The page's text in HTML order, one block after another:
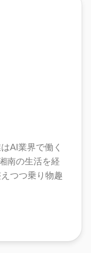
AI業界で働く
南の生活を経
つつ乗り物趣